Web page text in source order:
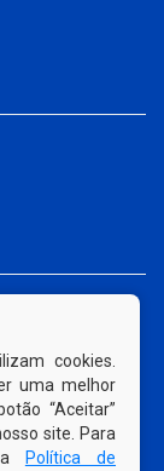
cookies.
uma melhor
“Aceitar”
site. Para
Política de